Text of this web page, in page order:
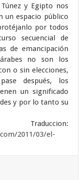
y Egipto nos
un espacio público
por todos
secuencial de
de emancipación
no son los
o sin elecciones,
después, los
un significado
y por lo tanto su
2011/03/el-